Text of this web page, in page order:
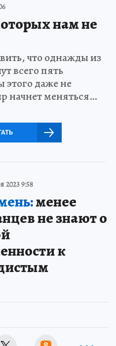
нам не
что однажды из
всего пять
этого даже не
начнет меняться…
2023 9:58
менее
не знают о
к